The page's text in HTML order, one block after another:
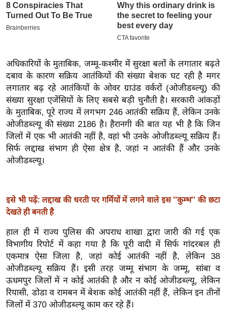
मि
सा
बे
मि
सा
ल
श
ख्सि
य
त
इं
डि
सा
हि
त्य
ज
ग
त
अधिकारियों के मुताबिक, जम्मू-कश्मीर में सुरक्षा बलों के लगातार बढ़ते
दबाव के कारण सक्रिय आतंकियों की संख्या बेशक घट रही है मगर
लगातार बढ़ रहे आतंकियों के ओवर ग्राउंड वर्करों (ओजीडब्ल्यू) की
संख्या सुरक्षा एजेंसियों के लिए सबसे बड़ी चुनौती है। सरकारी आंकड़ों
के मुताबिक, पूरे राज्य में लगभग 246 आतंकी सक्रिय हैं, लेकिन उनके
ओजीडब्ल्यू की संख्या 2186 है। हैरानगी की बात यह भी है कि जिन
जिलों में एक भी आतंकी नहीं है, वहां भी उनके ओजीडब्ल्यू सक्रिय हैं।
सिर्फ लद्दाख संभाग ही ऐसा क्षेत्र है, जहां न आतंकी हैं और उनके
ओजीडब्ल्यू।
इसे भी पढ़ें: लद्दाख की धरती पर गर्मियों में लगने वाले इस ''कुम्भ'' की छटा
देखते ही बनती है
हाल ही में राज्य पुलिस की अपराध शाखा द्वारा जारी की गई एक
विभागीय रिपोर्ट में कहा गया है कि पूरी वादी में सिर्फ गांदरबल ही
एकमात्र ऐसा जिला है, जहां कोई आतंकी नहीं है, लेकिन 38
ओजीडब्ल्यू सक्रिय हैं। इसी तरह जम्मू संभाग के जम्मू, सांबा व
ऊधमपुर जिलों में न कोई आतंकी है और न कोई ओजीडब्ल्यू, लेकिन
रियासी, डोडा व रामबन में बेशक कोई आतंकी नहीं हैं, लेकिन इन तीनों
जिलों में 370 ओजीडब्ल्यू काम कर रहे हैं।